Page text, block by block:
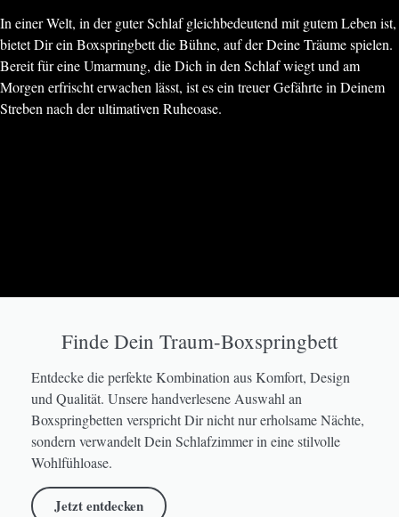
In einer Welt, in der guter Schlaf gleichbedeutend mit gutem Leben ist,
bietet Dir ein Boxspringbett die Bühne, auf der Deine Träume spielen.
Bereit für eine Umarmung, die Dich in den Schlaf wiegt und am
Morgen erfrischt erwachen lässt, ist es ein treuer Gefährte in Deinem
Streben nach der ultimativen Ruheoase.
Finde Dein Traum-Boxspringbett
Entdecke die perfekte Kombination aus Komfort, Design
und Qualität. Unsere handverlesene Auswahl an
Boxspringbetten verspricht Dir nicht nur erholsame Nächte,
sondern verwandelt Dein Schlafzimmer in eine stilvolle
Wohlfühloase.
Jetzt entdecken